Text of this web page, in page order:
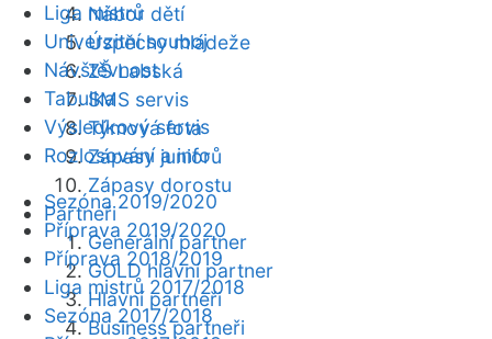
Nábor dětí
Úspěchy mládeže
ZŠ Labská
SMS servis
Týmová fota
Zápasy juniorů
Zápasy dorostu
Partneři
Generální partner
GOLD hlavní partner
Hlavní partneři
Business partneři
Liga mistrů
Univerzitní souboj
Návštěvnost
Tabulka
Výsledkový servis
Rozlosování a info
Sezóna 2019/2020
Příprava 2019/2020
Příprava 2018/2019
Liga mistrů 2017/2018
Sezóna 2017/2018